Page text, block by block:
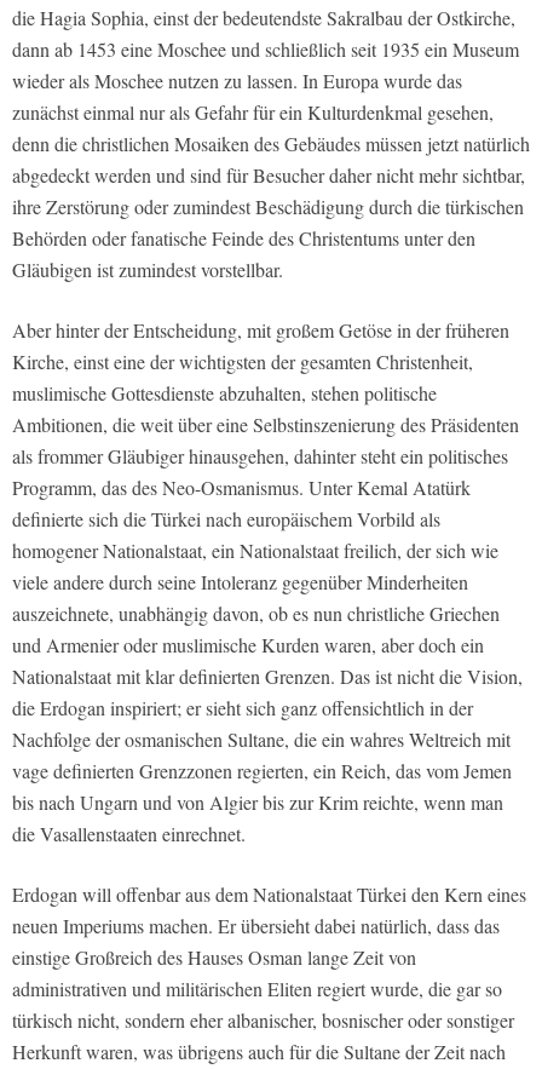
die Hagia Sophia, einst der bedeutendste Sakralbau der Ostkirche,
dann ab 1453 eine Moschee und schließlich seit 1935 ein Museum
wieder als Moschee nutzen zu lassen. In Europa wurde das
zunächst einmal nur als Gefahr für ein Kulturdenkmal gesehen,
denn die christlichen Mosaiken des Gebäudes müssen jetzt natürlich
abgedeckt werden und sind für Besucher daher nicht mehr sichtbar,
ihre Zerstörung oder zumindest Beschädigung durch die türkischen
Behörden oder fanatische Feinde des Christentums unter den
Gläubigen ist zumindest vorstellbar.
Aber hinter der Entscheidung, mit großem Getöse in der früheren
Kirche, einst eine der wichtigsten der gesamten Christenheit,
muslimische Gottesdienste abzuhalten, stehen politische
Ambitionen, die weit über eine Selbstinszenierung des Präsidenten
als frommer Gläubiger hinausgehen, dahinter steht ein politisches
Programm, das des Neo-Osmanismus. Unter Kemal Atatürk
definierte sich die Türkei nach europäischem Vorbild als
homogener Nationalstaat, ein Nationalstaat freilich, der sich wie
viele andere durch seine Intoleranz gegenüber Minderheiten
auszeichnete, unabhängig davon, ob es nun christliche Griechen
und Armenier oder muslimische Kurden waren, aber doch ein
Nationalstaat mit klar definierten Grenzen. Das ist nicht die Vision,
die Erdogan inspiriert; er sieht sich ganz offensichtlich in der
Nachfolge der osmanischen Sultane, die ein wahres Weltreich mit
vage definierten Grenzzonen regierten, ein Reich, das vom Jemen
bis nach Ungarn und von Algier bis zur Krim reichte, wenn man
die Vasallenstaaten einrechnet.
Erdogan will offenbar aus dem Nationalstaat Türkei den Kern eines
neuen Imperiums machen. Er übersieht dabei natürlich, dass das
einstige Großreich des Hauses Osman lange Zeit von
administrativen und militärischen Eliten regiert wurde, die gar so
türkisch nicht, sondern eher albanischer, bosnischer oder sonstiger
Herkunft waren, was übrigens auch für die Sultane der Zeit nach